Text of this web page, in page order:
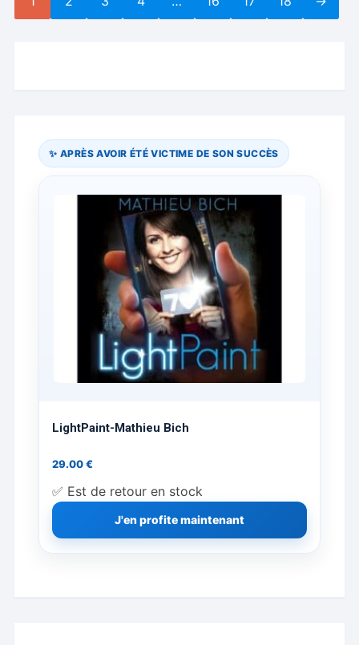
✨ APRÈS AVOIR ÉTÉ VICTIME DE SON SUCCÈS
LightPaint-Mathieu Bich
29.00€
✅ Est de retour en stock
J'en profite maintenant